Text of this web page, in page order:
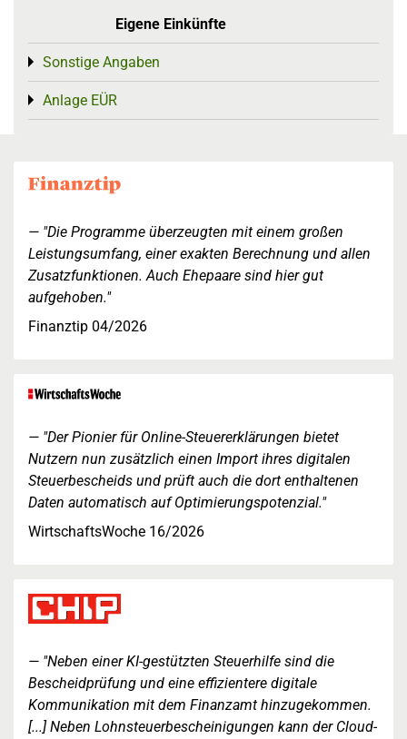
Eigene Einkünfte
Sonstige Angaben
Toggle menu
Anlage EÜR
Toggle menu
"Die Programme überzeugten mit einem großen
Leistungsumfang, einer exakten Berechnung und allen
Zusatzfunktionen. Auch Ehepaare sind hier gut
aufgehoben."
Finanztip 04/2026
"Der Pionier für Online-Steuererklärungen bietet
Nutzern nun zusätzlich einen Import ihres digitalen
Steuerbescheids und prüft auch die dort enthaltenen
Daten automatisch auf Optimierungspotenzial."
WirtschaftsWoche 16/2026
"Neben einer KI-gestützten Steuerhilfe sind die
Bescheidprüfung und eine effizientere digitale
Kommunikation mit dem Finanzamt hinzugekommen.
[...] Neben Lohnsteuerbescheinigungen kann der Cloud-